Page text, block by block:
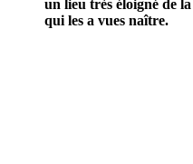
un lieu très éloigné de
qui les a vues naître.